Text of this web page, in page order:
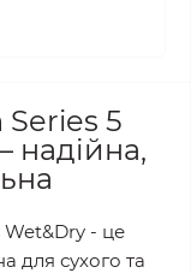
5
надійна,
Wet&Dry - це
для сухого та